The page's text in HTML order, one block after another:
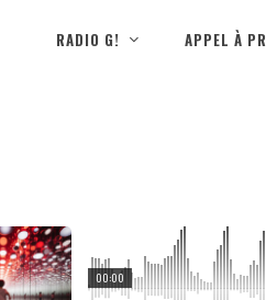
RADIO G! APPEL À
00:00